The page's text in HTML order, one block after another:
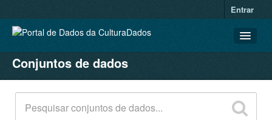
Entrar
CONJUNTOS DE DADOS
ORGANIZAÇÕES
GRUPOS
Conjuntos de dados